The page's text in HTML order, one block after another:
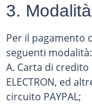
3.
Per il pagamento
seguenti modalità:
A. Carta di credito
ELECTRON, ed
circuito PAYPAL;